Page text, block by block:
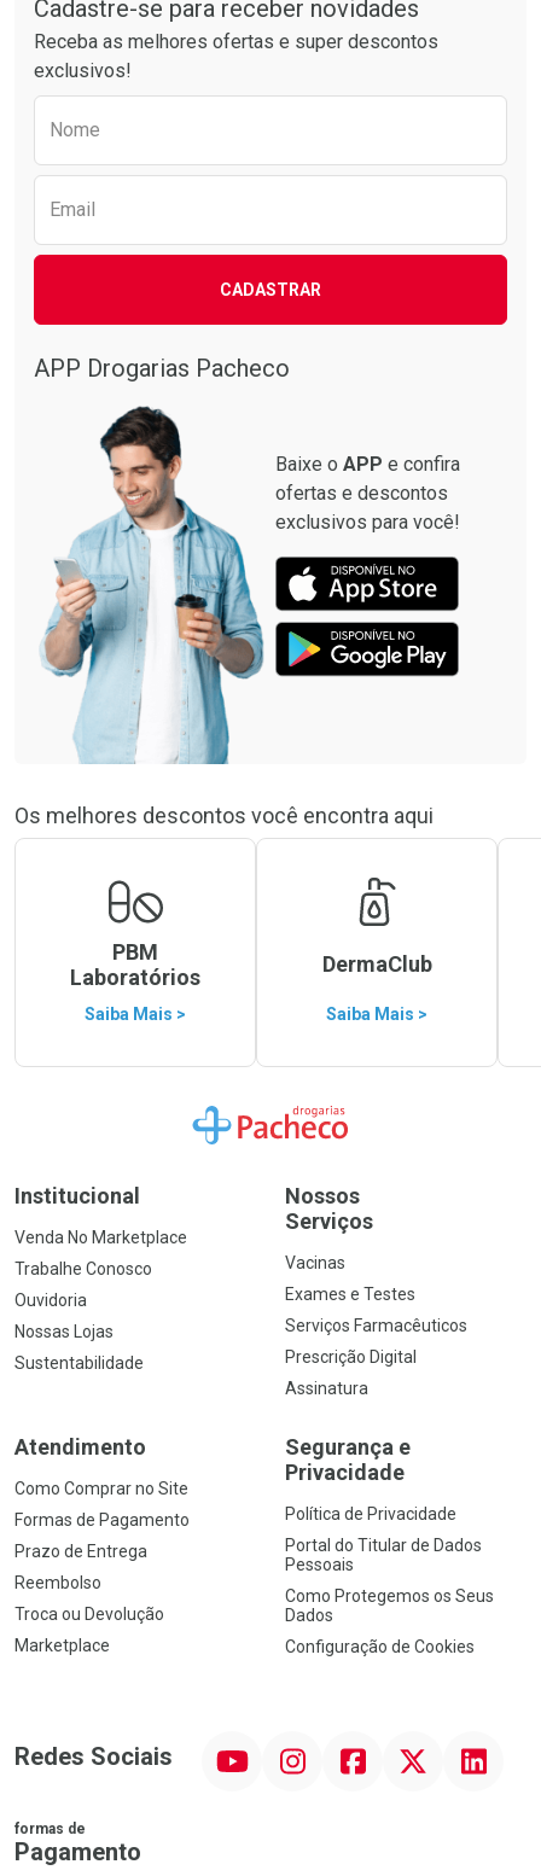
Cadastre-se para receber novidades
Receba as melhores ofertas e super descontos
exclusivos!
Nome
Email
CADASTRAR
APP Drogarias Pacheco
Baixe o APP e confira
ofertas e descontos
exclusivos para você!
Os melhores descontos você encontra aqui
PBM
Laboratórios
Saiba Mais >
DermaClub
Saiba Mais >
Ir para a Home
Institucional
Venda No Marketplace
Trabalhe Conosco
Ouvidoria
Nossas Lojas
Sustentabilidade
Nossos
Serviços
Vacinas
Exames e Testes
Serviços Farmacêuticos
Prescrição Digital
Assinatura
Atendimento
Como Comprar no Site
Formas de Pagamento
Prazo de Entrega
Reembolso
Troca ou Devolução
Marketplace
Segurança e
Privacidade
Política de Privacidade
Portal do Titular de Dados
Pessoais
Como Protegemos os Seus
Dados
Configuração de Cookies
Redes Sociais InstagramFacebookTwitter Linkedin
formas de
Pagamento